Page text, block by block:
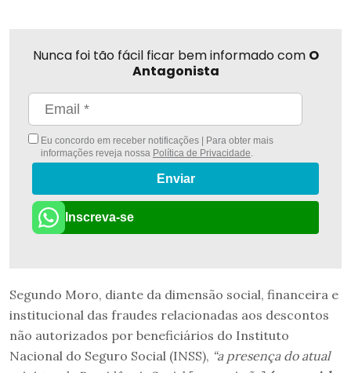
Nunca foi tão fácil ficar bem informado com O
Antagonista
Eu concordo em receber notificações | Para obter mais
informações reveja nossa Política de Privacidade.
Enviar
Inscreva-se
Segundo Moro, diante da dimensão social, financeira e
institucional das fraudes relacionadas aos descontos
não autorizados por beneficiários do Instituto
Nacional do Seguro Social (INSS), “a presença do atual